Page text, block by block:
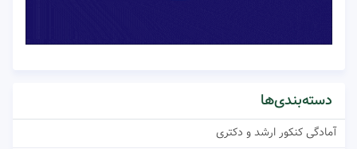
دسته‌بندی‌ها
آمادگی کنکور ارشد و دکتری